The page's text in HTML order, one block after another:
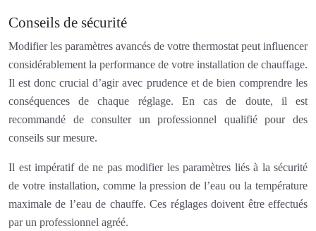
Conseils de sécurité
Modifier les paramètres avancés de votre thermostat peut influencer
considérablement la performance de votre installation de chauffage.
Il est donc crucial d’agir avec prudence et de bien comprendre les
conséquences de chaque réglage. En cas de doute, il est
recommandé de consulter un professionnel qualifié pour des
conseils sur mesure.
Il est impératif de ne pas modifier les paramètres liés à la sécurité
de votre installation, comme la pression de l’eau ou la température
maximale de l’eau de chauffe. Ces réglages doivent être effectués
par un professionnel agréé.